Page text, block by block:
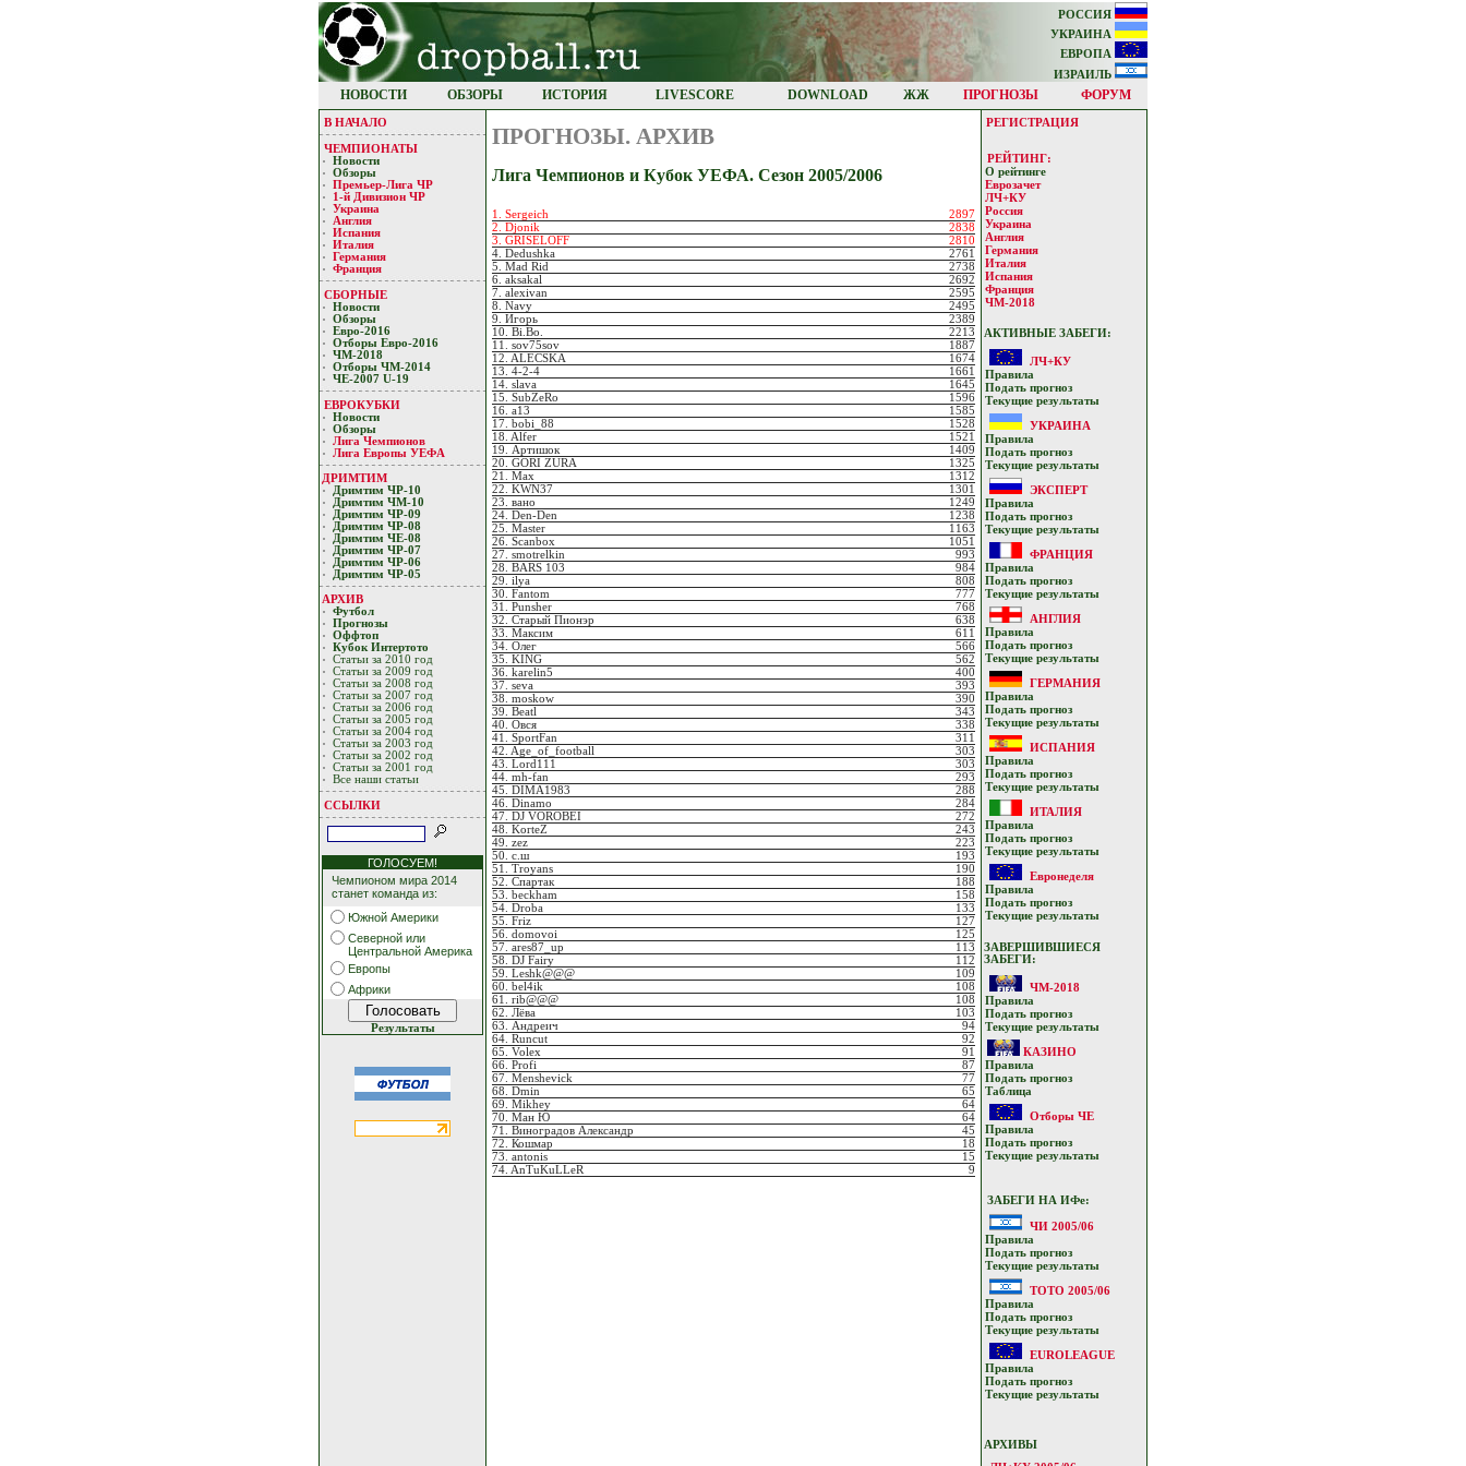
РОССИЯ
УКРАИНА
ЕВРОПА
ИЗРАИЛЬ
НОВОСТИ ОБЗОРЫ ИСТОРИЯ LIVESCORE DOWNLOAD ЖЖ ПРОГНОЗЫ ФОРУМ
В НАЧАЛО
ЧЕМПИОНАТЫ
Новости
Обзоры
Премьер-Лигa ЧР
1-й Дивизион ЧР
Украина
Англия
Испания
Италия
Германия
Франция
СБОРНЫЕ
Новости
Обзоры
Евро-2016
Отборы Евро-2016
ЧМ-2018
Отборы ЧМ-2014
ЧЕ-2007 U-19
ЕВРОКУБКИ
Новости
Обзоры
Лигa Чемпиoнoв
Лига Европы УЕФA
ДРИМТИМ
Дримтим ЧР-10
Дримтим ЧМ-10
Дримтим ЧР-09
Дримтим ЧР-08
Дримтим ЧЕ-08
Дримтим ЧР-07
Дримтим ЧР-06
Дримтим ЧР-05
АРХИВ
Футбол
Прогнозы
Оффтоп
Кубoк Интертoтo
Статьи за 2010 год
Статьи за 2009 год
Статьи за 2008 год
Статьи за 2007 год
Статьи за 2006 год
Статьи за 2005 год
Статьи за 2004 год
Статьи за 2003 год
Статьи за 2002 год
Статьи за 2001 год
Все наши статьи
ССЫЛКИ
ГОЛОСУЕМ!
Чемпионом мира 2014
станет команда из:
Южной Америки
Северной или
Центральной Америка
Европы
Африки
Результаты
ПРОГНОЗЫ. AРХИВ
Лига Чемпионов и Кубок УЕФА. Сезон 2005/2006
1. Sergeich
2897
2. Djonik
2838
3. GRISELOFF
2810
4. Dedushka
2761
5. Mad Rid
2738
6. aksakal
2692
7. alexivan
2595
8. Navy
2495
9. Игорь
2389
10. Bi.Bo.
2213
11. sov75sov
1887
12. ALECSKA
1674
13. 4-2-4
1661
14. slava
1645
15. SubZeRo
1596
16. а13
1585
17. bobi_88
1528
18. Alfer
1521
19. Артишок
1409
20. GORI ZURA
1325
21. Max
1312
22. KWN37
1301
23. вано
1249
24. Den-Den
1238
25. Master
1163
26. Scanbox
1051
27. smotrelkin
993
28. BARS 103
984
29. ilya
808
30. Fantom
777
31. Punsher
768
32. Старый Пионэр
638
33. Максим
611
34. Олег
566
35. KING
562
36. karelin5
400
37. seva
393
38. moskow
390
39. Beatl
343
40. Овся
338
41. SportFan
311
42. Age_of_football
303
43. Lord111
303
44. mh-fan
293
45. DIMA1983
288
46. Dinamo
284
47. DJ VOROBEI
272
48. KorteZ
243
49. zez
223
50. с.ш
193
51. Troyans
190
52. Спартак
188
53. beckham
158
54. Droba
133
55. Friz
127
56. domovoi
125
57. ares87_up
113
58. DJ Fairy
112
59. Leshk@@@
109
60. bel4ik
108
61. rib@@@
108
62. Лёва
103
63. Андреич
94
64. Runcut
92
65. Volex
91
66. Profi
87
67. Menshevick
77
68. Dmin
65
69. Mikhey
64
70. Ман Ю
64
71. Виноградов Александр
45
72. Кошмар
18
73. antonis
15
74. AnTuKuLLeR
9
РЕГИСТРАЦИЯ
РЕЙТИНГ:
О рейтинге
Еврозачет
ЛЧ+КУ
Россия
Украина
Англия
Германия
Италия
Испания
Франция
ЧМ-2018
АКТИВНЫЕ ЗАБЕГИ:
ЛЧ+КУ
Прaвилa
Подать прoгнoз
Текущие результaты
УКРАИНА
Прaвилa
Подать прoгнoз
Текущие результaты
ЭКСПЕРТ
Прaвилa
Подать прoгнoз
Текущие результaты
ФРАНЦИЯ
Прaвилa
Подать прoгнoз
Текущие результaты
АНГЛИЯ
Прaвилa
Подать прoгнoз
Текущие результaты
ГЕРМАНИЯ
Прaвилa
Подать прoгнoз
Текущие результaты
ИСПАНИЯ
Прaвилa
Подать прoгнoз
Текущие результaты
ИТАЛИЯ
Прaвилa
Подать прoгнoз
Текущие результaты
Евронеделя
Прaвилa
Подать прoгнoз
Текущие результaты
ЗАВЕРШИВШИЕСЯ
ЗАБЕГИ:
ЧМ-2018
Прaвилa
Подать прoгнoз
Текущие результaты
КАЗИНО
Прaвилa
Подать прoгнoз
Таблица
Отборы ЧЕ
Прaвилa
Подать прoгнoз
Текущие результaты
ЗАБЕГИ НА ИФе:
ЧИ 2005/06
Прaвилa
Подать прoгнoз
Текущие результaты
ТОТО 2005/06
Прaвилa
Подать прoгнoз
Текущие результaты
EUROLEAGUE
Прaвилa
Подать прoгнoз
Текущие результaты
АРХИВЫ